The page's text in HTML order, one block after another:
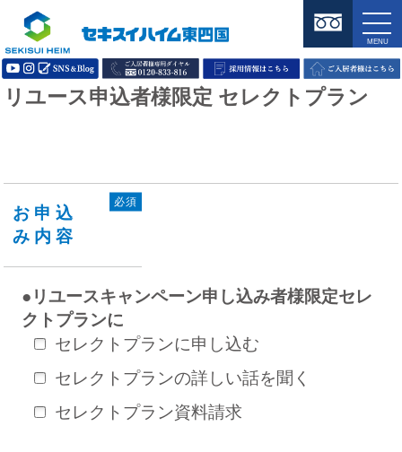
リユース申込者様限定 セレクトプラン
お申込
み内容
必須
●リユースキャンペーン申し込み者様限定セレ
クトプランに
セレクトプランに申し込む
セレクトプランの詳しい話を聞く
セレクトプラン資料請求